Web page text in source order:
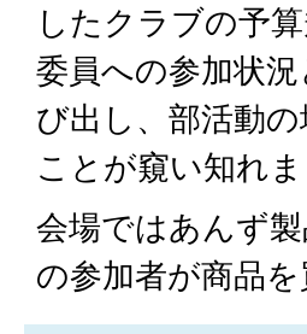
したクラブの予
委員への参加状
び出し、部活動
ことが窺い知れま
会場ではあんず
の参加者が商品